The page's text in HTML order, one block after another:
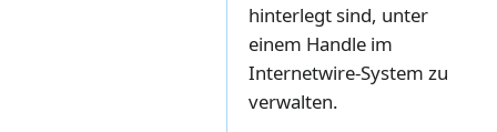
hinterlegt sind, unter
einem Handle im
Internetwire-System zu
verwalten.